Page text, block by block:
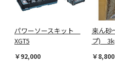
パワーソースキット
XGT5
￥92,000
来ん砂
プ)
￥8,800